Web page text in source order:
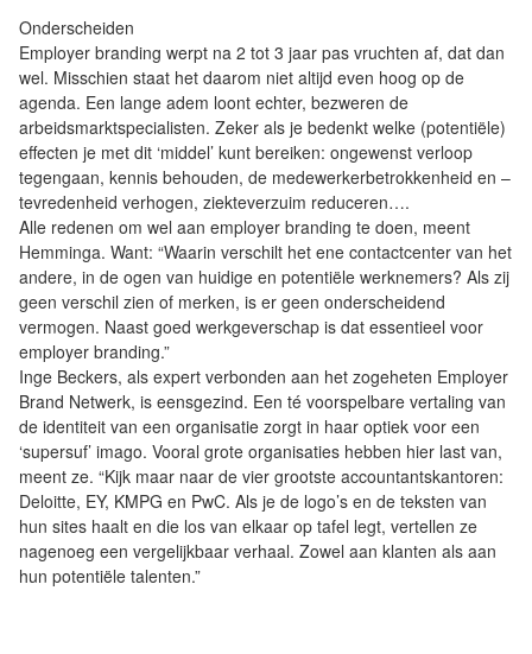
Onderscheiden
Employer branding werpt na 2 tot 3 jaar pas vruchten af, dat dan
wel. Misschien staat het daarom niet altijd even hoog op de
agenda. Een lange adem loont echter, bezweren de
arbeidsmarktspecialisten. Zeker als je bedenkt welke (potentiële)
effecten je met dit ‘middel’ kunt bereiken: ongewenst verloop
tegengaan, kennis behouden, de medewerkerbetrokkenheid en –
tevredenheid verhogen, ziekteverzuim reduceren….
Alle redenen om wel aan employer branding te doen, meent
Hemminga. Want: “Waarin verschilt het ene contactcenter van het
andere, in de ogen van huidige en potentiële werknemers? Als zij
geen verschil zien of merken, is er geen onderscheidend
vermogen. Naast goed werkgeverschap is dat essentieel voor
employer branding.”
Inge Beckers, als expert verbonden aan het zogeheten Employer
Brand Netwerk, is eensgezind. Een té voorspelbare vertaling van
de identiteit van een organisatie zorgt in haar optiek voor een
‘supersuf’ imago. Vooral grote organisaties hebben hier last van,
meent ze. “Kijk maar naar de vier grootste accountantskantoren:
Deloitte, EY, KMPG en PwC. Als je de logo’s en de teksten van
hun sites haalt en die los van elkaar op tafel legt, vertellen ze
nagenoeg een vergelijkbaar verhaal. Zowel aan klanten als aan
hun potentiële talenten.”